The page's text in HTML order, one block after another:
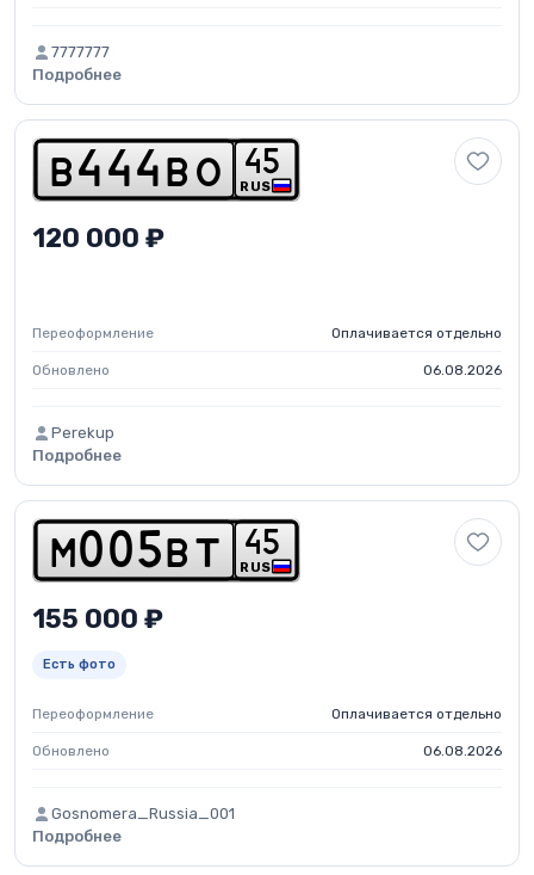
7777777
Подробнее
b 4 4 4 b o RUS
45
120 000 ₽
Переоформление Оплачивается отдельно
Обновлено 06.08.2026
Perekup
Подробнее
m 0 0 5 b t RUS
45
155 000 ₽
Есть фото
Переоформление Оплачивается отдельно
Обновлено 06.08.2026
Gosnomera_Russia_001
Подробнее